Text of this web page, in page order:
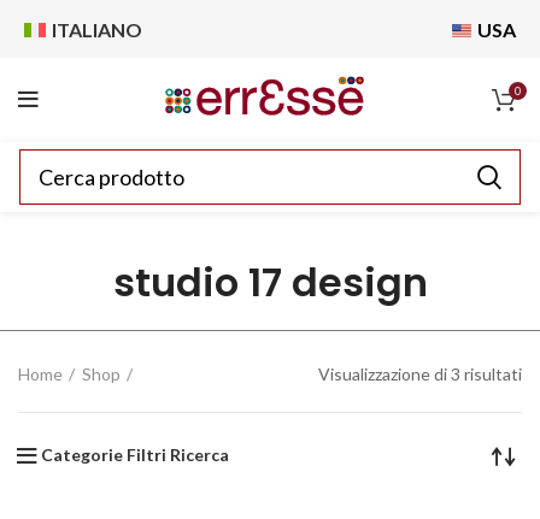
ITALIANO USA
0
studio 17 design
Home Shop Visualizzazione di 3 risultati
Categorie Filtri Ricerca